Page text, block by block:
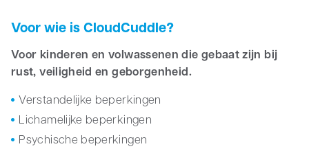
Voor wie is CloudCuddle?
Voor kinderen en volwassenen die gebaat zijn bij
rust, veiligheid en geborgenheid.
Verstandelijke beperkingen
Lichamelijke beperkingen
Psychische beperkingen